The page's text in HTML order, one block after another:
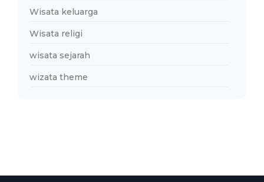
Wisata keluarga
Wisata religi
wisata sejarah
wizata theme